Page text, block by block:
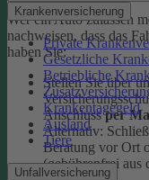
Krankenversicherung
Private
Gesetzliche
Betriebliche
Krankentagegeld
Ausland
Tiere
Unfallversicherung
Wer ein Auto zulassen
nachweisen, dass das
haben Sie:
Stellen Sie über
Anschlussper
Alternativ:
Beratung vor Ort
(gebührenfrei aus